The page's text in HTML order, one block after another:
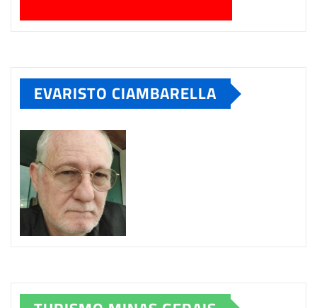
EVARISTO CIAMBARELLA